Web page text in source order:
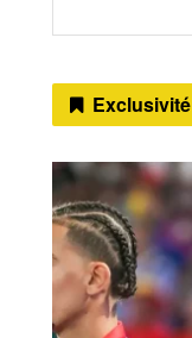
Exclusivité